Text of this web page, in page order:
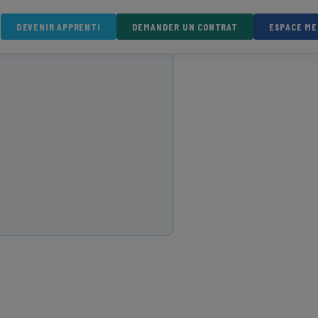
DEVENIR APPRENTI DEMANDER UN CONTRAT ESPACE